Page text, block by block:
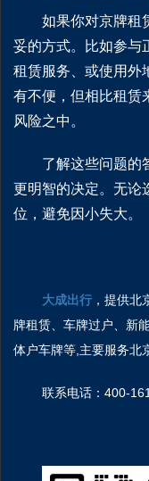
如果你对京牌租
妥的方式。比如参与
租赁服务、或使用外
有不便，但相比租赁
风险之中。
了解这些问题的
更明智的决定。无论
位，避免因小失大。
大成出行 ，提供
牌租赁、车牌过户、新
体户车牌等,主要服务北
联系电话：400-